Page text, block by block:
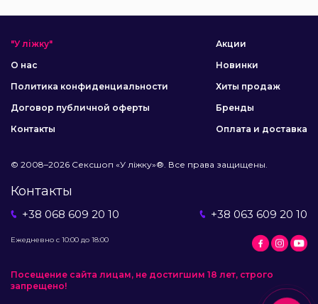
"У ліжку"
О нас
Политика конфиденциальности
Договор публичной оферты
Контакты
Акции
Новинки
Хиты продаж
Бренды
Оплата и доставка
© 2008–2026 Сексшоп «У ліжку»®. Все права защищены.
Контакты
+38 068 609 20 10 +38 063 609 20 10
Ежедневно с 10:00 до 18:00
Посещение сайта лицам, не достигшим 18 лет, строго
запрещено!